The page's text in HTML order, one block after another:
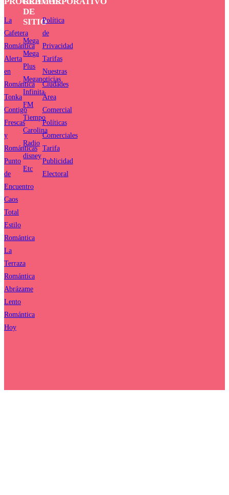
La
Cafetera
Romántica
Alerta
en
Romántica
Tonka
Contigo
Frescas
y
Románticas
Punto
de
Encuentro
Caos
Total
Estilo
Romántica
La
Terraza
Romántica
Abrázame
Lento
Romántica
Hoy
DE
SITIO
Mega
Mega
Plus
Meganoticias
Infinita
FM
Tiempo
Carolina
Radio
disney
Etc
Política
de
Privacidad
Tarifas
Nuestras
Ciudades
Área
Comercial
Políticas
Comerciales
Tarifa
Publicidad
Electoral